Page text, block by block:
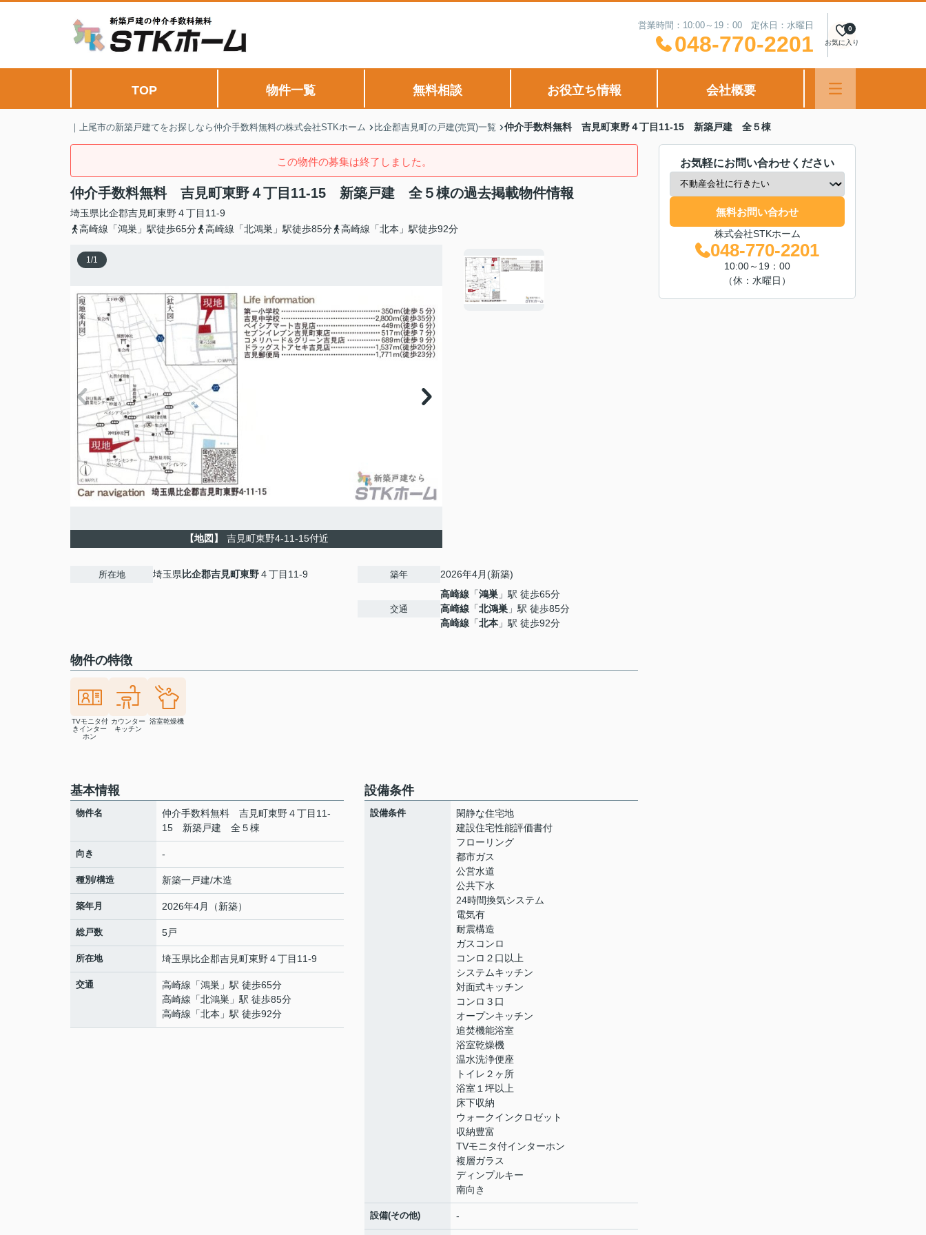
営業時間：10:00～19：00 定休日：水曜日
048-770-2201 お気に入り
0
TOP 物件一覧 無料相談 お役立ち情報 会社概要
｜上尾市の新築戸建てをお探しなら仲介手数料無料の株式会社STKホーム 比企郡吉見町の戸建(売買)一覧 仲介手数料無料 吉見町東野４丁目11-15 新築戸建 全５棟
この物件の募集は終了しました。
仲介手数料無料 吉見町東野４丁目11-15 新築戸建 全５棟の過去掲載物件情報
埼玉県比企郡吉見町東野４丁目11-9
高崎線「鴻巣」駅徒歩65分
高崎線「北鴻巣」駅徒歩85分 高崎線「北本」駅徒歩92分
1/1
【地図】 吉見町東野4-11-15付近
所在地 埼玉県 比企郡吉見町東野４丁目11-9 築年 2026年4月(新築)
交通
高崎線 「鴻巣 」駅 徒歩65分
高崎線 「北鴻巣 」駅 徒歩85分
高崎線 「北本 」駅 徒歩92分
物件の特徴
TVモニタ付
きインター
ホン
カウンター
キッチン
浴室乾燥機
基本情報
物件名
仲介手数料無料 吉見町東野４丁目11-
15 新築戸建 全５棟
向き -
種別/構造 新築一戸建/木造
築年月 2026年4月（新築）
総戸数 5戸
所在地 埼玉県比企郡吉見町東野４丁目11-9
交通 高崎線 「鴻巣 」駅 徒歩65分
高崎線 「北鴻巣 」駅 徒歩85分
高崎線 「北本 」駅 徒歩92分
設備条件
設備条件
閑静な住宅地
建設住宅性能評価書付
フローリング
都市ガス
公営水道
公共下水
24時間換気システム
電気有
耐震構造
ガスコンロ
コンロ２口以上
システムキッチン
対面式キッチン
コンロ３口
オープンキッチン
追焚機能浴室
浴室乾燥機
温水洗浄便座
トイレ２ヶ所
浴室１坪以上
床下収納
ウォークインクロゼット
収納豊富
TVモニタ付インターホン
複層ガラス
ディンプルキー
南向き
設備(その他) -
お気軽にお問い合わせください
無料お問い合わせ
株式会社STKホーム
048-770-2201
10:00～19：00
（休：水曜日）